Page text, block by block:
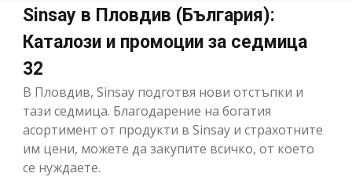
Sinsay в Пловдив (България):
Каталози и промоции за седмица
32
В Пловдив, Sinsay подготвя нови отстъпки и
тази седмица. Благодарение на богатия
асортимент от продукти в Sinsay и страхотните
им цени, можете да закупите всичко, от което
се нуждаете.